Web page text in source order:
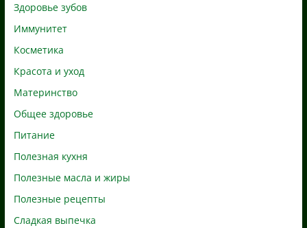
Здоровье зубов
Иммунитет
Косметика
Красота и уход
Материнство
Общее здоровье
Питание
Полезная кухня
Полезные масла и жиры
Полезные рецепты
Сладкая выпечка